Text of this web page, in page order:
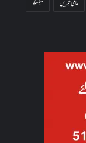
عالمی خبریں
میکسیکو